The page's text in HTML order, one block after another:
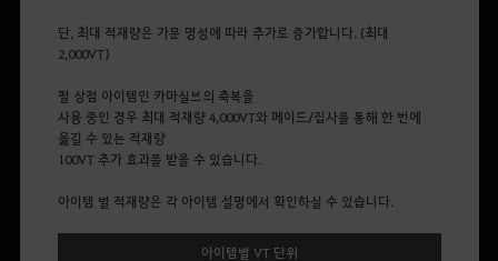
단, 최대 적재량은 가문 명성에 따라 추가로 증가합니다. (최대
2,000VT)
펄 상점 아이템인 카마실브의 축복을
사용 중인 경우 최대 적재량 4,000VT와 메이드/집사를 통해 한 번에
옮길 수 있는 적재량
100VT 추가 효과를 받을 수 있습니다.
아이템 별 적재량은 각 아이템 설명에서 확인하실 수 있습니다.
아이템별 VT 단위